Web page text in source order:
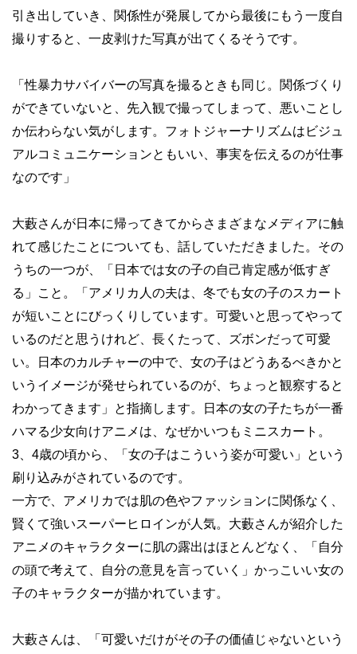
引き出していき、関係性が発展してから最後にもう一度自
撮りすると、一皮剥けた写真が出てくるそうです。
「性暴力サバイバーの写真を撮るときも同じ。関係づくり
ができていないと、先入観で撮ってしまって、悪いことし
か伝わらない気がします。フォトジャーナリズムはビジュ
アルコミュニケーションともいい、事実を伝えるのが仕事
なのです」
大藪さんが日本に帰ってきてからさまざまなメディアに触
れて感じたことについても、話していただきました。その
うちの一つが、「日本では女の子の自己肯定感が低すぎ
る」こと。「アメリカ人の夫は、冬でも女の子のスカート
が短いことにびっくりしています。可愛いと思ってやって
いるのだと思うけれど、長くたって、ズボンだって可愛
い。日本のカルチャーの中で、女の子はどうあるべきかと
いうイメージが発せられているのが、ちょっと観察すると
わかってきます」と指摘します。日本の女の子たちが一番
ハマる少女向けアニメは、なぜかいつもミニスカート。
3、4歳の頃から、「女の子はこういう姿が可愛い」という
刷り込みがされているのです。
一方で、アメリカでは肌の色やファッションに関係なく、
賢くて強いスーパーヒロインが人気。大藪さんが紹介した
アニメのキャラクターに肌の露出はほとんどなく、「自分
の頭で考えて、自分の意見を言っていく」かっこいい女の
子のキャラクターが描かれています。
大藪さんは、「可愛いだけがその子の価値じゃないという